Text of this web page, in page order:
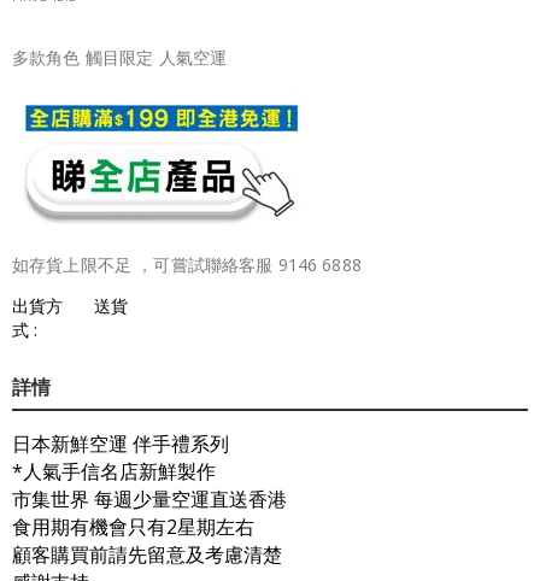
多款角色 觸目限定 人氣空運
如存貨上限不足 ，可嘗試聯絡客服 9146 6888
出貨方
式 :
送貨
詳情
日本新鮮空運 伴手禮系列
*人氣手信名店新鮮製作
市集世界 每週少量空運直送香港
食用期有機會只有2星期左右
顧客購買前請先留意及考慮清楚